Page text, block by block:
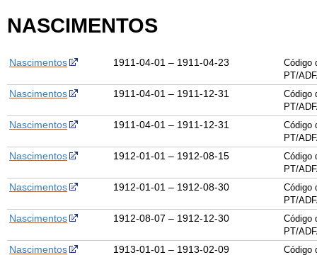
NASCIMENTOS
Nascimentos 1911-04-01 – 1911-04-23
Código
PT/
Nascimentos 1911-04-01 – 1911-12-31
Código
PT/
Nascimentos 1911-04-01 – 1911-12-31
Código
PT/
Nascimentos 1912-01-01 – 1912-08-15
Código
PT/
Nascimentos 1912-01-01 – 1912-08-30
Código
PT/
Nascimentos 1912-08-07 – 1912-12-30
Código
PT/
Nascimentos 1913-01-01 – 1913-02-09 Código